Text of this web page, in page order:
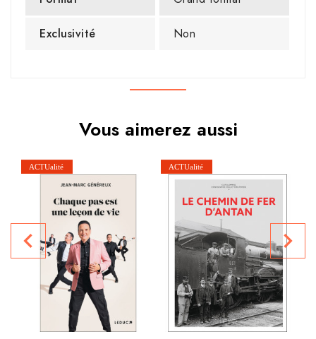
Exclusivité Non
Vous aimerez aussi
navigate_before navigate_next